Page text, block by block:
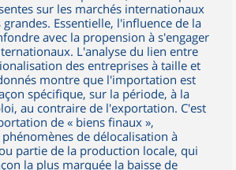
sur les marchés internationaux
Essentielle, l'influence de la
avec la propension à s'engager
L'analyse du lien entre
des entreprises à taille et
montre que l'importation est
spécifique, sur la période, à la
au contraire de l'exportation. C'est
de « biens finaux »,
de délocalisation à
partie de la production locale, qui
la plus marquée la baisse de